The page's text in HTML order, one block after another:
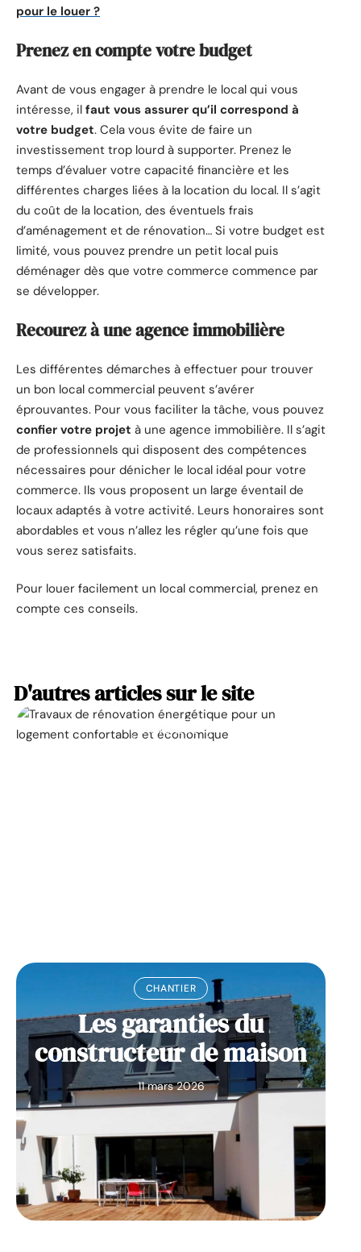
pour le louer ?
Prenez en compte votre budget
Avant de vous engager à prendre le local qui vous
intéresse, il faut vous assurer qu’il correspond à
votre budget. Cela vous évite de faire un
investissement trop lourd à supporter. Prenez le
temps d’évaluer votre capacité financière et les
différentes charges liées à la location du local. Il s’agit
du coût de la location, des éventuels frais
d’aménagement et de rénovation… Si votre budget est
limité, vous pouvez prendre un petit local puis
déménager dès que votre commerce commence par
se développer.
Recourez à une agence immobilière
Les différentes démarches à effectuer pour trouver
un bon local commercial peuvent s’avérer
éprouvantes. Pour vous faciliter la tâche, vous pouvez
confier votre projet à une agence immobilière. Il s’agit
de professionnels qui disposent des compétences
nécessaires pour dénicher le local idéal pour votre
commerce. Ils vous proposent un large éventail de
locaux adaptés à votre activité. Leurs honoraires sont
abordables et vous n’allez les régler qu’une fois que
vous serez satisfaits.
Pour louer facilement un local commercial, prenez en
compte ces conseils.
D'autres articles sur le site
ACTUALITÉ
CHANTIER
Les garanties du
constructeur de maison
11 mars 2026